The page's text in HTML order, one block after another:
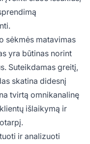
sėkmės matavimas
yra būtinas norint
Suteikdamas greitį,
skatina didesnį
tvirtą omnikanalinę
išlaikymą ir
ir analizuoti